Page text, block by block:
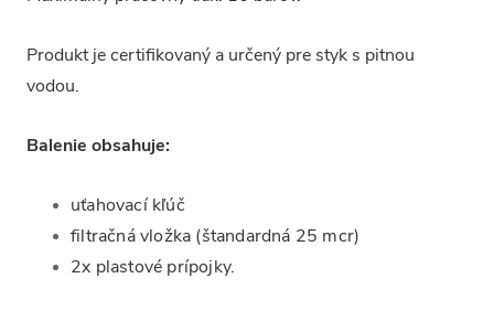
Produkt je certifikovaný a určený pre styk s pitnou
vodou.
Balenie obsahuje:
uťahovací kľúč
filtračná vložka (štandardná 25 mcr)
2x plastové prípojky.